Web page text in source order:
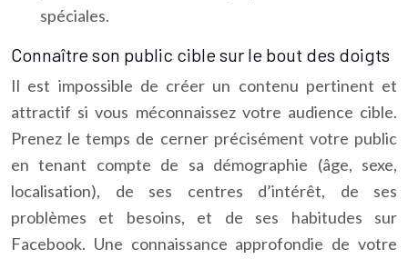
spéciales.
Connaître son public cible sur le bout des doigts
Il est impossible de créer un contenu pertinent et
attractif si vous méconnaissez votre audience cible.
Prenez le temps de cerner précisément votre public
en tenant compte de sa démographie (âge, sexe,
localisation), de ses centres d’intérêt, de ses
problèmes et besoins, et de ses habitudes sur
Facebook. Une connaissance approfondie de votre